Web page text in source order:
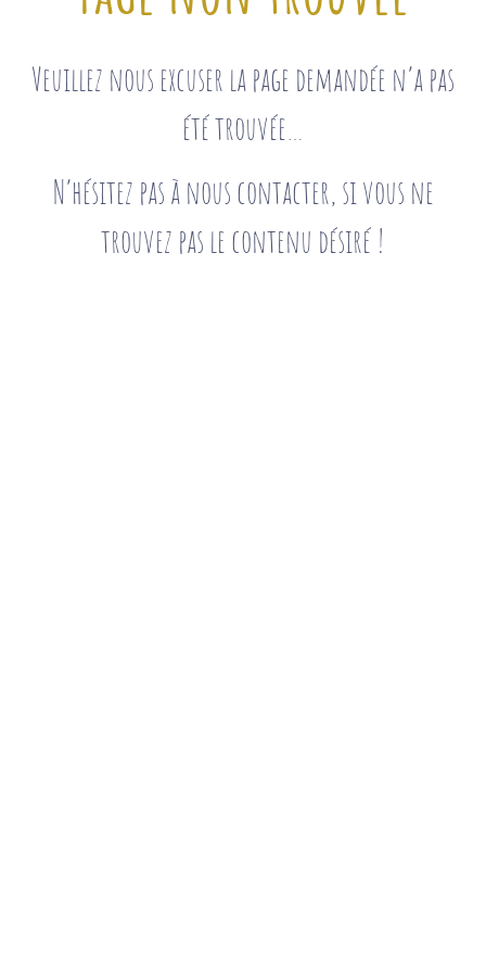
Veuillez nous excuser la page demandée n’a pas
été trouvée…
N’hésitez pas à nous contacter, si vous ne
trouvez pas le contenu désiré !